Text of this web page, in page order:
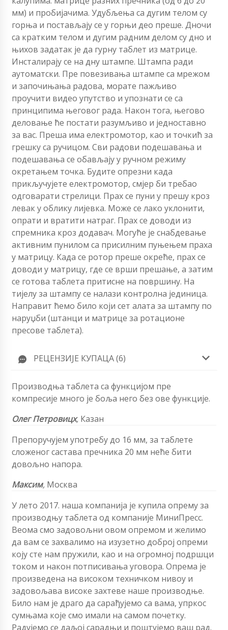
мм) и пробијачима. Удубљења са дугим телом су
горња и постављају се у горњи део преше. Дночи
са кратким телом и дугим радним делом су дно и
њихов задатак је да гурну таблет из матрице.
Инсталирају се на дну штампе. Штампа ради
аутоматски. Пре повезивања штампе са мрежом
и започињања радова, морате пажљиво
проучити видео упутство и упознати се са
принципима његовог рада. Након тога, његово
деловање ће постати разумљиво и једноставно
за вас. Преша има електромотор, као и точкић за
грешку са ручицом. Сви радови подешавања и
подешавања се обављају у ручном режиму
окретањем точка. Будите опрезни када
прикључујете електромотор, смјер би требао
одговарати стрелици. Прах се пуни у прешу кроз
левак у облику лијевка. Може се лако уклонити,
опрати и вратити натраг. Прах се доводи из
спремника кроз додавач. Могуће је снабдевање
активним пунилом са присилним пуњењем праха
у матрицу. Када се ротор преше окреће, прах се
доводи у матрицу, где се врши прешање, а затим
се готова таблета притисне на површину. На
тијелу за штампу се налази контролна јединица.
Направит ћемо било који сет алата за штампу по
наруџби (штанци и матрице за ротационе
пресове таблета).
РЕЦЕНЗИЈЕ КУПАЦА (6)
Производња таблета са функцијом пре
компресије много је боља него без ове функције.
Олег Петровицх, Казан
Препоручујем употребу до 16 мм, за таблете
сложеног састава пречника 20 мм неће бити
довољно напора.
Максим, Москва
У лето 2017. наша компанија је купила опрему за
производњу таблета од компаније МиниПресс.
Веома смо задовољни овом опремом и желимо
да вам се захвалимо на изузетно доброј опреми
коју сте нам пружили, као и на огромној подршци
током и након потписивања уговора. Опрема је
произведена на високом техничком нивоу и
задовољава високе захтеве наше производње.
Било нам је драго да сарађујемо са вама, упркос
сумњама које смо имали на самом почетку.
Радујемо се даљој сарадњи и поштујемо ваш рад.